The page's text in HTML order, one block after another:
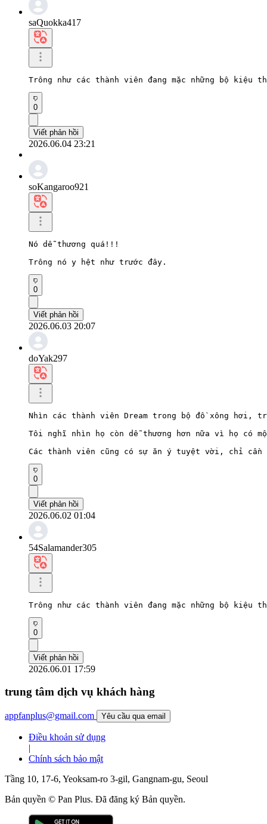
saQuokka417
Trông như các thành viên đang mặc những bộ
0
Viết phản hồi
2026.06.04 23:21
soKangaroo921
Nó dễ thương quá!!!
Trông nó y hệt như trước đây.
0
Viết phản hồi
2026.06.03 20:07
doYak297
Nhìn các thành viên Dream trong bộ đồ xông hơi,
Tôi nghĩ nhìn họ còn dễ thương hơn nữa vì họ có
Các thành viên cũng có sự ăn ý tuyệt vời, chỉ
0
Viết phản hồi
2026.06.02 01:04
54Salamander305
Trông như các thành viên đang mặc những bộ
0
Viết phản hồi
2026.06.01 17:59
trung tâm dịch vụ khách hàng
appfanplus@gmail.com Yêu cầu qua email
Điều khoản sử dụng
|
Chính sách bảo mật
Tầng 10, 17-6, Yeoksam-ro 3-gil, Gangnam-gu, Seoul
Bản quyền © Pan Plus. Đã đăng ký Bản quyền.